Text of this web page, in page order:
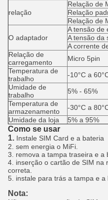
relação
Relação de
Relação
Relação de
O adaptador
A tensão de
A tensão da
A corrente
Relação de
carregamento
Micro 5pin
Temperatura de
trabalho
-10°C a
Umidade de
trabalho
5% - 65%
Temperatura de
armazenamento
-30°C a
Umidade da loja
5% a 95%
Como se usar
1. Instale SIM Card e a bateria
2. sem energia o MiFi.
3. remova a tampa traseira e a
4. inserção o cartão de SIM na
correta.
5. instale para trás a tampa e a
Nota: